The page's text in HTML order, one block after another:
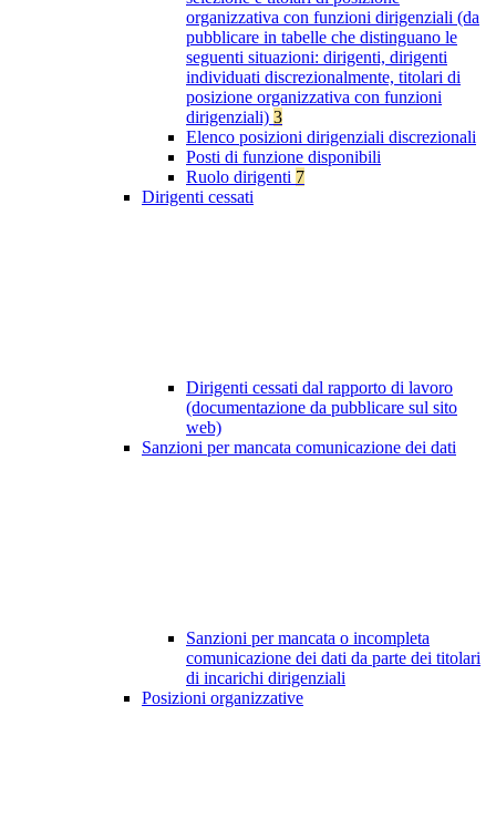
organizzativa con funzioni dirigenziali (da
pubblicare in tabelle che distinguano le
seguenti situazioni: dirigenti, dirigenti
individuati discrezionalmente, titolari di
posizione organizzativa con funzioni
dirigenziali) 3
Elenco posizioni dirigenziali discrezionali
Posti di funzione disponibili
Ruolo dirigenti 7
Dirigenti cessati
Dirigenti cessati dal rapporto di lavoro
(documentazione da pubblicare sul sito
web)
Sanzioni per mancata comunicazione dei dati
Sanzioni per mancata o incompleta
comunicazione dei dati da parte dei titolari
di incarichi dirigenziali
Posizioni organizzative